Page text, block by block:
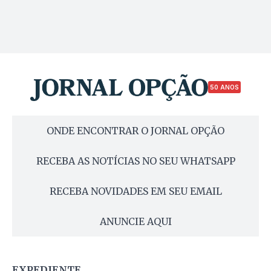
50 ANOS
ONDE ENCONTRAR O JORNAL OPÇÃO
RECEBA AS NOTÍCIAS NO SEU WHATSAPP
RECEBA NOVIDADES EM SEU EMAIL
ANUNCIE AQUI